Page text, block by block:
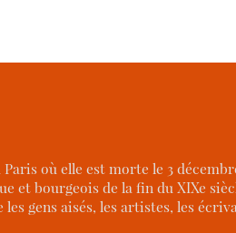
Paris où elle est morte le 3
et bourgeois de la fin du XIXe
gens aisés, les artistes, les